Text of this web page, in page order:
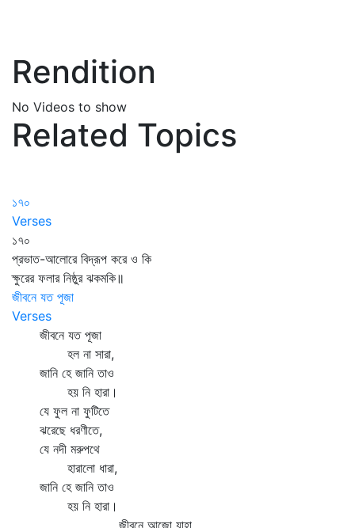
Rendition
No Videos to show
Related Topics
১৭০
Verses
১৭০
প্রভাত-আলোরে বিদ্রূপ করে ও কি
ক্ষুরের ফলার নিষ্ঠুর ঝকমকি॥
জীবনে যত পূজা
Verses
জীবনে যত পূজা
হল না সারা,
জানি হে জানি তাও
হয় নি হারা।
যে ফুল না ফুটিতে
ঝরেছে ধরণীতে,
যে নদী মরুপথে
হারালো ধারা,
জানি হে জানি তাও
হয় নি হারা।
জীবনে আজো যাহা